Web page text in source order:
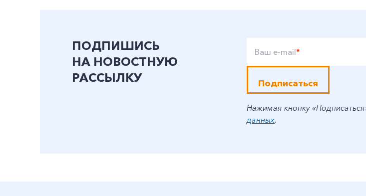
ПОДПИШИСЬ
НА НОВОСТНУЮ
РАССЫЛКУ
Ваш e-mail*
Подписаться
Нажимая кнопку
данных.